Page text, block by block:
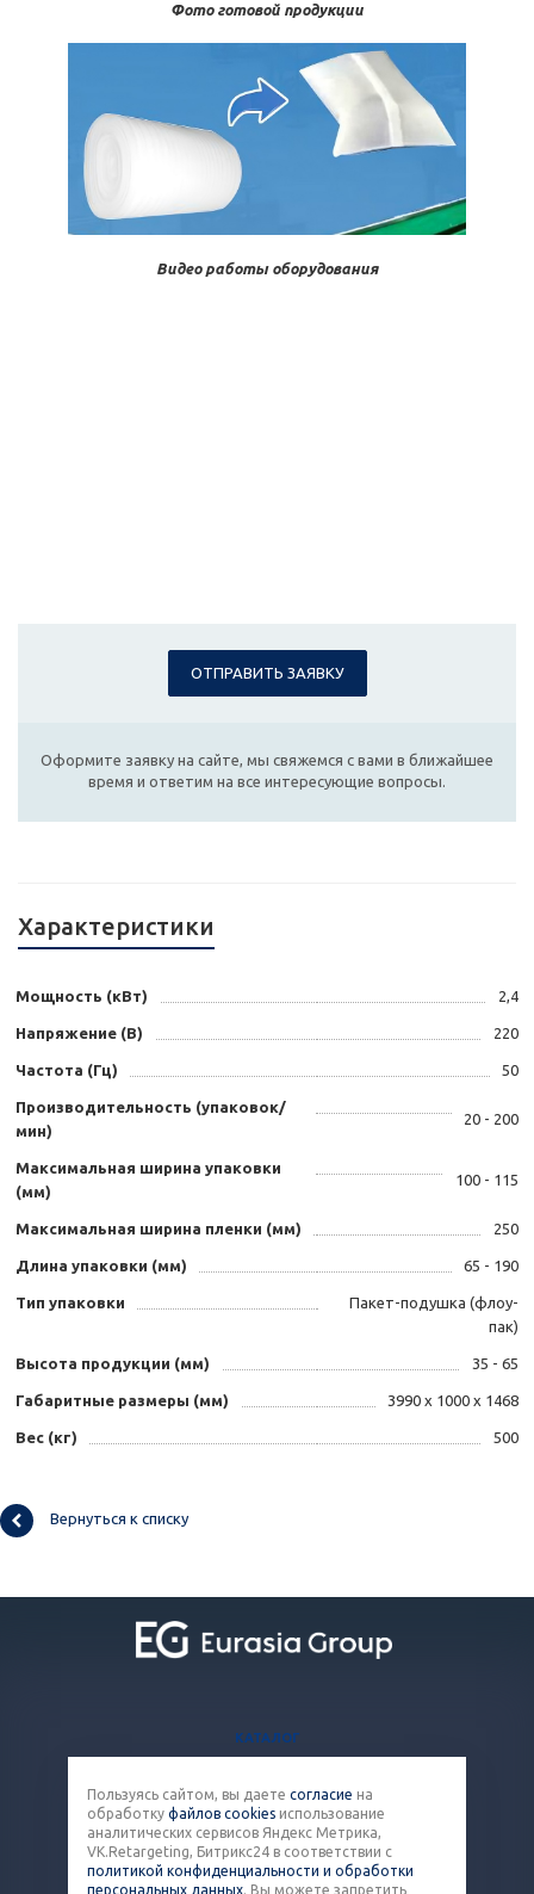
Фото готовой продукции
Видео работы оборудования
ОТПРАВИТЬ ЗАЯВКУ
Оформите заявку на сайте, мы свяжемся с вами в ближайшее
время и ответим на все интересующие вопросы.
Характеристики
Мощность (кВт) 2,4
Напряжение (В) 220
Частота (Гц) 50
Производительность (упаковок/
мин)
20 - 200
Максимальная ширина упаковки
(мм)
100 - 115
Максимальная ширина пленки (мм) 250
Длина упаковки (мм) 65 - 190
Тип упаковки
Пакет-подушка (флоу-
пак)
Высота продукции (мм) 35 - 65
Габаритные размеры (мм) 3990 х 1000 х 1468
Вес (кг) 500
Вернуться к списку
КАТАЛОГ
ВОПРОСЫ И ОТВЕТЫ
КОНТАКТЫ
8 (800) 301-43-86
Пользуясь сайтом, вы даете согласие на
обработку файлов cookies использование
аналитических сервисов Яндекс Метрика,
VK.Retargeting, Битрикс24 в соответствии с
политикой конфиденциальности и обработки
персональных данных. Вы можете запретить